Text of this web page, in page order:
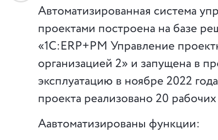
Автоматизированная система
проектами построена на базе
«1С:ERP+PM Управление
организацией 2» и запущена в
эксплуатацию в ноябре 2022
проекта реализовано 20
Аавтоматизированы функции: